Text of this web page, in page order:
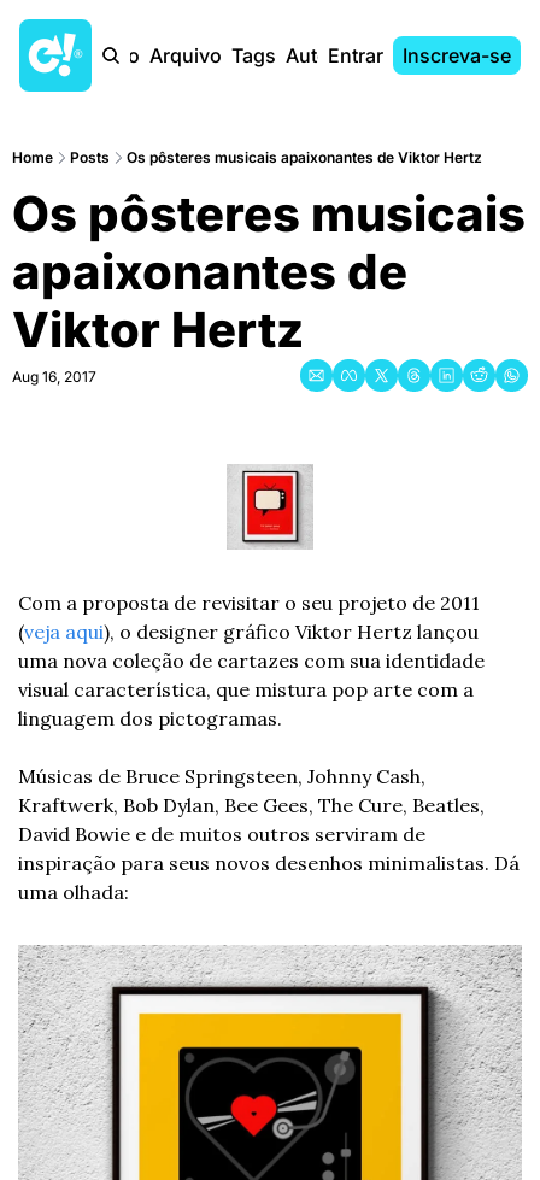
Início Arquivo Tags AutoresEntrar Inscreva-se
Home Posts Os pôsteres musicais apaixonantes de Viktor Hertz
Os pôsteres musicais
apaixonantes de
Viktor Hertz
Aug 16, 2017
Com a proposta de revisitar o seu projeto de 2011
(veja aqui), o designer gráfico Viktor Hertz lançou
uma nova coleção de cartazes com sua identidade
visual característica, que mistura pop arte com a
linguagem dos pictogramas.
Músicas de Bruce Springsteen, Johnny Cash,
Kraftwerk, Bob Dylan, Bee Gees, The Cure, Beatles,
David Bowie e de muitos outros serviram de
inspiração para seus novos desenhos minimalistas. Dá
uma olhada: